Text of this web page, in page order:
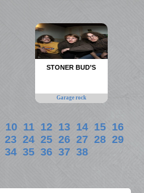
STONER BUD’S
Garage rock
10 11 12 13 14 15 16
23 24 25 26 27 28 29
34 35 36 37 38